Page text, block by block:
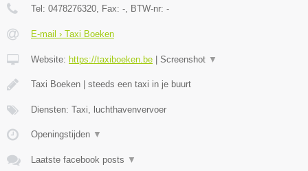
Tel: 0478276320, Fax: -, BTW-nr: -
E-mail › Taxi Boeken
Website: https://taxiboeken.be Screenshot ▼
Taxi Boeken | steeds een taxi in je buurt
Diensten: Taxi, luchthavenvervoer
Openingstijden ▼
Laatste facebook posts ▼